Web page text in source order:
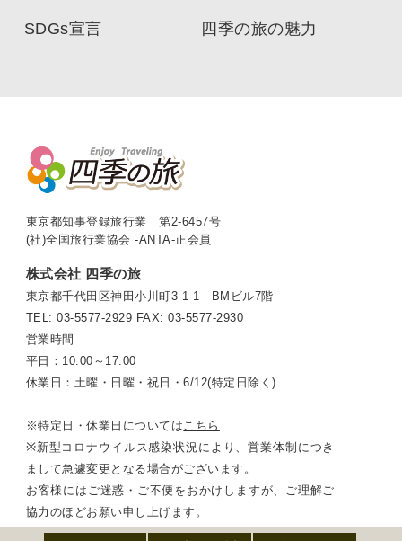
SDGs宣言 四季の旅の魅力
東京都知事登録旅行業 第2-6457号
(社)全国旅行業協会 -ANTA-正会員
株式会社 四季の旅
東京都千代田区神田小川町3-1-1 BMビル7階
TEL: 03-5577-2929 FAX: 03-5577-2930
営業時間
平日：10:00～17:00
休業日：土曜・日曜・祝日・6/12(特定日除く)
※特定日・休業日については こちら
※新型コロナウイルス感染状況により、営業体制につき
まして急遽変更となる場合がございます。
お客様にはご迷惑・ご不便をおかけしますが、ご理解ご
協力のほどお願い申し上げます。